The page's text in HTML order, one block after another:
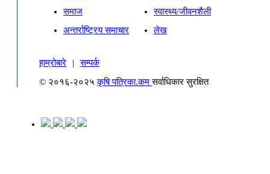
समाज
स्वास्थ्य/जीवनशैली
अन्तर्राष्ट्रिय समाचार
लेख
हाम्रोबारे |
सम्पर्क
© २०१६-२०२५कृषि पत्रिका.कमसर्वाधिकार सुरक्षित